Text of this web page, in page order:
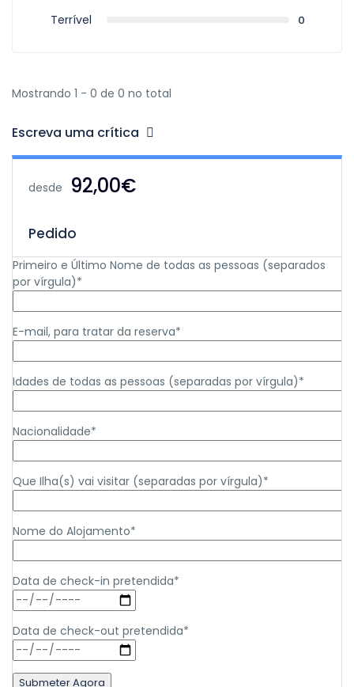
Terrível 0
Mostrando 1 - 0 de 0 no total
Escreva uma crítica
desde 92,00€
Pedido
Primeiro e Último Nome de todas as pessoas (separados
por vírgula)*
E-mail, para tratar da reserva*
Idades de todas as pessoas (separadas por vírgula)*
Nacionalidade*
Que Ilha(s) vai visitar (separadas por vírgula)*
Nome do Alojamento*
Data de check-in pretendida*
Data de check-out pretendida*